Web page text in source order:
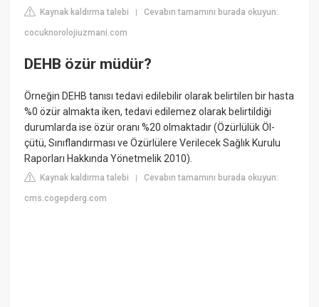
Kaynak kaldırma talebi |Cevabın tamamını burada okuyun:
cocuknorolojiuzmani.com
DEHB özür müdür?
Örneğin DEHB tanısı tedavi edilebilir olarak belirtilen bir hasta
%0 özür almakta iken, tedavi edilemez olarak belirtildiği
durumlarda ise özür oranı %20 olmaktadır (Özürlülük Öl-
çütü, Sınıflandırması ve Özürlülere Verilecek Sağlık Kurulu
Raporları Hakkında Yönetmelik 2010).
Kaynak kaldırma talebi |Cevabın tamamını burada okuyun:
cms.cogepderg.com